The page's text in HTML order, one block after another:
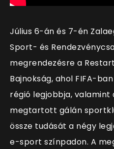
Július 6-án és 7-én
Sport- és
megrendezésre a
Bajnokság, ahol FIFA-
régió legjobbja, valamint
megtartott gálán
össze tudását a négy
e-sport színpadon. A